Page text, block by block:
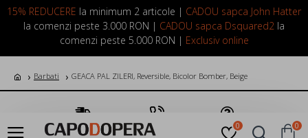
15% REDUCERE la minimum 2 articole | CADOU sapca John Hatter
la comenzi peste 3.000 RON | CADOU sapca Dsquared2 la
comenzi peste 5.000 RON | Exclusiv online
LOGIN INREGISTRARE
0 0
Barbati GEACA PAL ZILERI, Reversible, Bicolor Bomber, Beige
Transport Gratuit Suna Acum Pune o Intrebare